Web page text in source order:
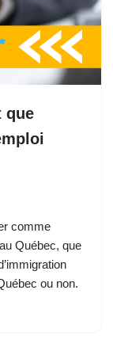
que
comme
Québec, que
ou non.